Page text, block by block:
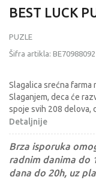
BEST LUCK
PUZLE
Šifra artikla: BE70988092
Slagalica srećna farma
Slaganjem, deca će
spoje svih 208 delova,
Detaljnije
Brza isporuka
radnim danima do
dana do 20h, uz